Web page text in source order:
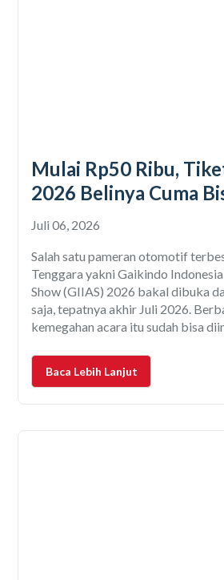
Mulai Rp50 Ribu,
2026 Belinya Cuma
Juli 06, 2026
Salah satu pameran otomotif
Tenggara yakni Gaikindo
Show (GIIAS) 2026 bakal dibuka
saja, tepatnya akhir Juli 2026.
kemegahan acara itu sudah bisa
diperkirakan kemeriahan acara ini
penyelenggaraan tahun-tahun
Baca Lebih Lanjut